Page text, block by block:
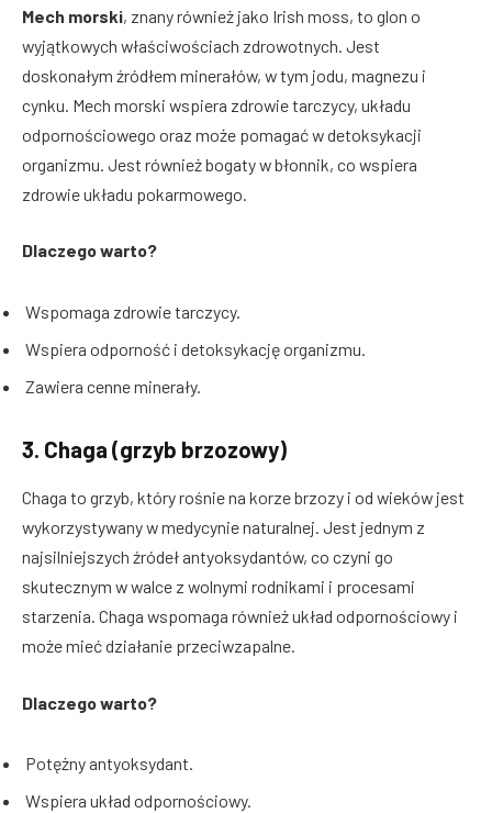
Mech morski, znany również jako Irish moss, to glon o
wyjątkowych właściwościach zdrowotnych. Jest
doskonałym źródłem minerałów, w tym jodu, magnezu i
cynku. Mech morski wspiera zdrowie tarczycy, układu
odpornościowego oraz może pomagać w detoksykacji
organizmu. Jest również bogaty w błonnik, co wspiera
zdrowie układu pokarmowego.
Dlaczego warto?
Wspomaga zdrowie tarczycy.
Wspiera odporność i detoksykację organizmu.
Zawiera cenne minerały.
3. Chaga (grzyb brzozowy)
Chaga to grzyb, który rośnie na korze brzozy i od wieków jest
wykorzystywany w medycynie naturalnej. Jest jednym z
najsilniejszych źródeł antyoksydantów, co czyni go
skutecznym w walce z wolnymi rodnikami i procesami
starzenia. Chaga wspomaga również układ odpornościowy i
może mieć działanie przeciwzapalne.
Dlaczego warto?
Potężny antyoksydant.
Wspiera układ odpornościowy.